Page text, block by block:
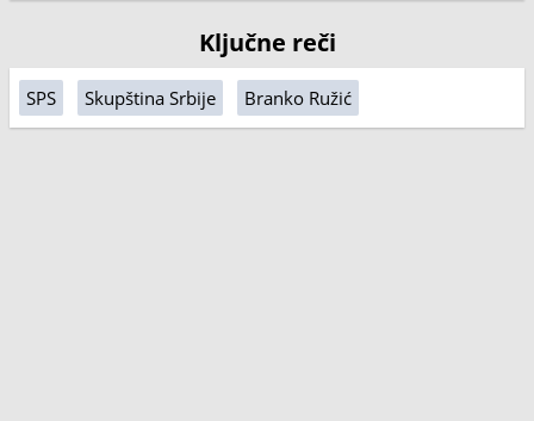
Ključne reči
SPS Skupština Srbije Branko Ružić